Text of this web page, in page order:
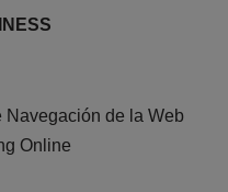
Navegación de la Web
Online